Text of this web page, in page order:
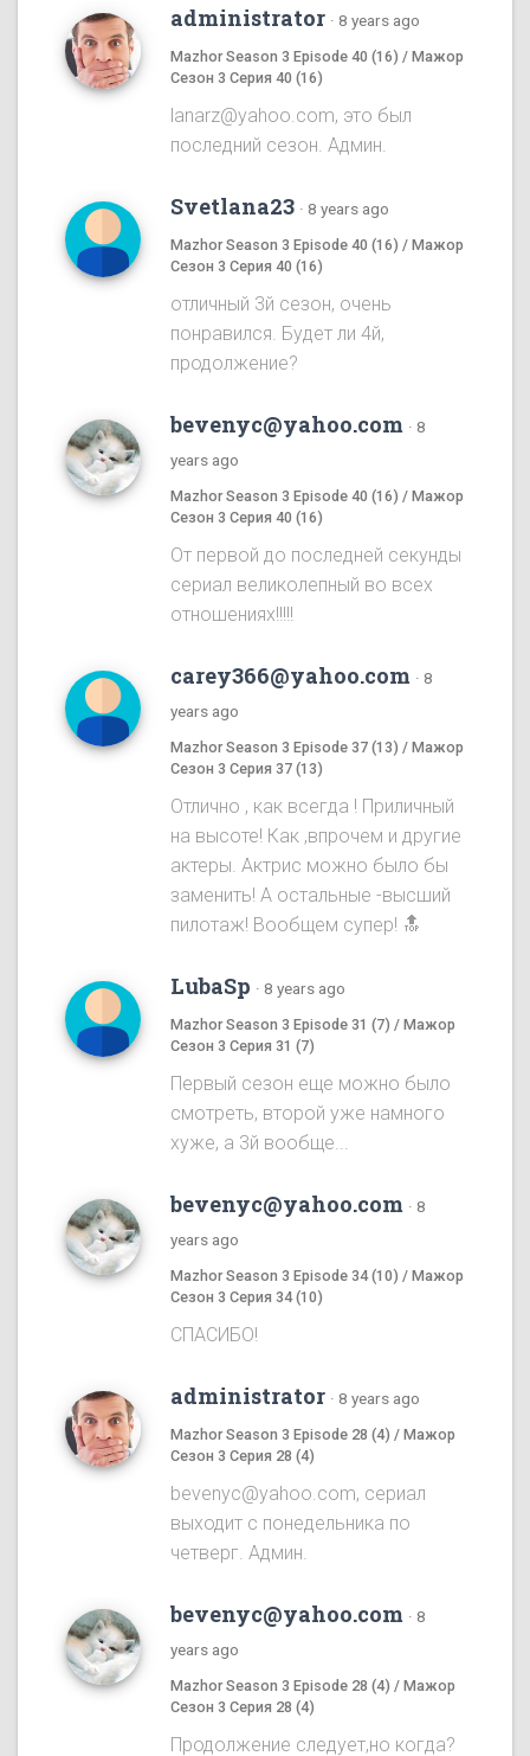
administrator · 8 years ago
Mazhor Season 3 Episode 40 (16) / Мажор
Сезон 3 Серия 40 (16)
lanarz@yahoo.com, это был
последний сезон. Админ.
Svetlana23 · 8 years ago
Mazhor Season 3 Episode 40 (16) / Мажор
Сезон 3 Серия 40 (16)
отличный 3й сезон, очень
понравился. Будет ли 4й,
продолжение?
bevenyc@yahoo.com · 8
years ago
Mazhor Season 3 Episode 40 (16) / Мажор
Сезон 3 Серия 40 (16)
От первой до последней секунды
сериал великолепный во всех
отношениях!!!!!
carey366@yahoo.com · 8
years ago
Mazhor Season 3 Episode 37 (13) / Мажор
Сезон 3 Серия 37 (13)
Отлично , как всегда ! Приличный
на высоте! Как ,впрочем и другие
актеры. Актрис можно было бы
заменить! А остальные -высший
пилотаж! Вообщем супер! 🔝
LubaSp · 8 years ago
Mazhor Season 3 Episode 31 (7) / Мажор
Сезон 3 Серия 31 (7)
Первый сезон еще можно было
смотреть, второй уже намного
хуже, а 3й вообще...
bevenyc@yahoo.com · 8
years ago
Mazhor Season 3 Episode 34 (10) / Мажор
Сезон 3 Серия 34 (10)
СПАСИБО!
administrator · 8 years ago
Mazhor Season 3 Episode 28 (4) / Мажор
Сезон 3 Серия 28 (4)
bevenyc@yahoo.com, сериал
выходит с понедельника по
четверг. Админ.
bevenyc@yahoo.com · 8
years ago
Mazhor Season 3 Episode 28 (4) / Мажор
Сезон 3 Серия 28 (4)
Продолжение следует,но когда?